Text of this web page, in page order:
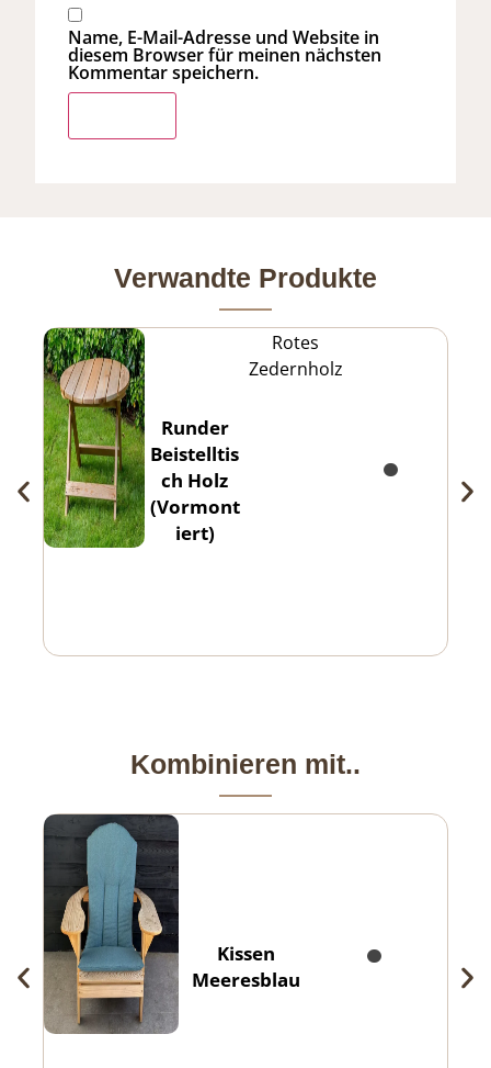
Name, E-Mail-Adresse und Website in
diesem Browser für meinen nächsten
Kommentar speichern.
Verwandte Produkte
Runder
Beistelltis
ch Holz
(Vormont
iert)
Rotes
Zedernholz
Kombinieren mit..
Kissen
Meeresblau